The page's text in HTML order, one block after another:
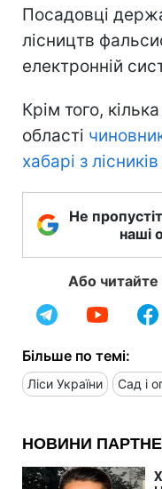
Посадовці
лісництв
електронній
Крім того,
області
хабарі з
Не
наші
Або читайте
Більше по темі:
Ліси України Сад і